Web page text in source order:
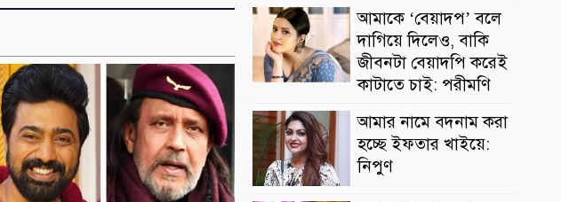
আমাকে ‘বেয়াদপ’ বলে
দাগিয়ে দিলেও, বাকি
জীবনটা বেয়াদপি করেই
কাটাতে চাই: পরীমণি
আমার নামে বদনাম করা
হচ্ছে ইফতার খাইয়ে:
নিপুণ